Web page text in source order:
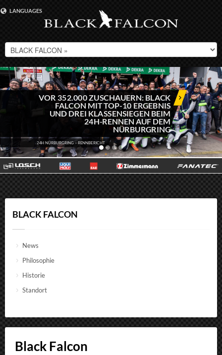
LANGUAGES
VOR 352.000 ZUSCHAUERN: BLACK
FALCON MIT TOP-10 ERGEBNIS
UND DREI KLASSENSIEGEN BEIM
24H-RENNEN AUF DEM
NÜRBURGRING
24H NÜRBURGRING – RENNBERICHT
BLACK FALCON
News
Philosophie
Historie
Standort
Black Falcon